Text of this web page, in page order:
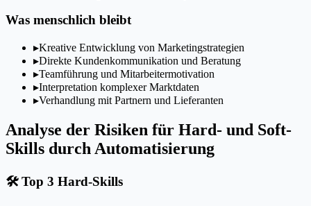
Was menschlich bleibt
▸Kreative Entwicklung von Marketingstrategien
▸Direkte Kundenkommunikation und Beratung
▸Teamführung und Mitarbeitermotivation
▸Interpretation komplexer Marktdaten
▸Verhandlung mit Partnern und Lieferanten
Analyse der Risiken für Hard- und Soft-
Skills durch Automatisierung
🛠Top 3 Hard-Skills